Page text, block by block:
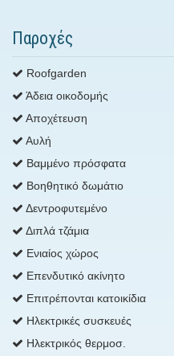
Παροχές
Roofgarden
Άδεια οικοδομής
Αποχέτευση
Αυλή
Βαμμένο πρόσφατα
Βοηθητικό δωμάτιο
Δεντροφυτεμένο
Διπλά τζάμια
Ενιαίος χώρος
Επενδυτικό ακίνητο
Επιτρέπονται κατοικίδια
Ηλεκτρικές συσκευές
Ηλεκτρικός θερμοσ.